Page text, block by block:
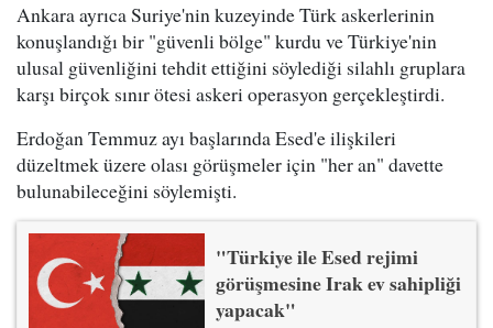
Ankara ayrıca Suriye'nin kuzeyinde Türk askerlerinin
konuşlandığı bir "güvenli bölge" kurdu ve Türkiye'nin
ulusal güvenliğini tehdit ettiğini söylediği silahlı gruplara
karşı birçok sınır ötesi askeri operasyon gerçekleştirdi.
Erdoğan Temmuz ayı başlarında Esed'e ilişkileri
düzeltmek üzere olası görüşmeler için "her an" davette
bulunabileceğini söylemişti.
"Türkiye ile Esed rejimi
görüşmesine Irak ev sahipliği
yapacak"